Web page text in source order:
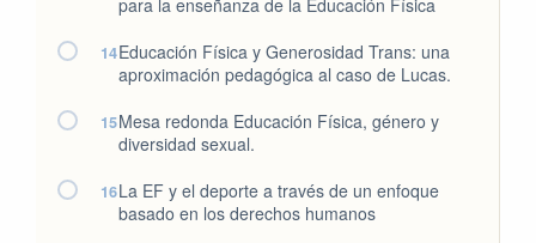
para la enseñanza de la Educación Física
14Educación Física y Generosidad Trans: una
aproximación pedagógica al caso de Lucas.
15Mesa redonda Educación Física, género y
diversidad sexual.
16La EF y el deporte a través de un enfoque
basado en los derechos humanos